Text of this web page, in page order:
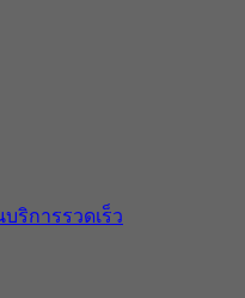
ริการรวดเร็ว